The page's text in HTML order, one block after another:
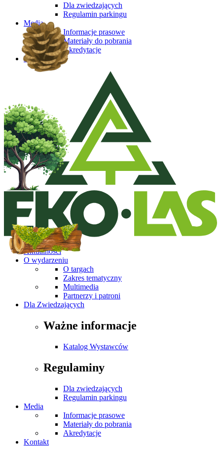
Dla zwiedzających
Regulamin parkingu
Media
Informacje prasowe
Materiały do pobrania
Akredytacje
Kontakt
Aktualności
O wydarzeniu
O targach
Zakres tematyczny
Multimedia
Partnerzy i patroni
Dla Zwiedzających
Ważne informacje
Katalog Wystawców
Regulaminy
Dla zwiedzających
Regulamin parkingu
Media
Informacje prasowe
Materiały do pobrania
Akredytacje
Kontakt